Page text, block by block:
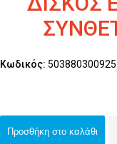
Κωδικός:
Προσθήκη στο καλάθι